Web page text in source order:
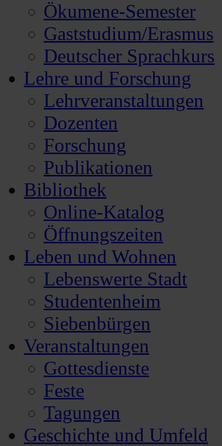
Ökumene-Semester
Gaststudium/Erasmus
Deutscher Sprachkurs
Lehre und Forschung
Lehrveranstaltungen
Dozenten
Forschung
Publikationen
Bibliothek
Online-Katalog
Öffnungszeiten
Leben und Wohnen
Lebenswerte Stadt
Studentenheim
Siebenbürgen
Veranstaltungen
Gottesdienste
Feste
Tagungen
Geschichte und Umfeld